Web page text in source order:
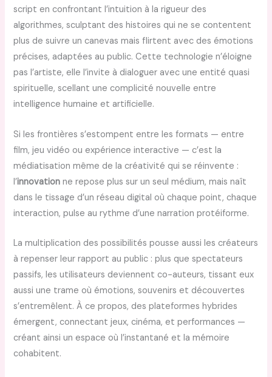
script en confrontant l’intuition à la rigueur des
algorithmes, sculptant des histoires qui ne se contentent
plus de suivre un canevas mais flirtent avec des émotions
précises, adaptées au public. Cette technologie n’éloigne
pas l’artiste, elle l’invite à dialoguer avec une entité quasi
spirituelle, scellant une complicité nouvelle entre
intelligence humaine et artificielle.
Si les frontières s’estompent entre les formats — entre
film, jeu vidéo ou expérience interactive — c’est la
médiatisation même de la créativité qui se réinvente :
l’innovation ne repose plus sur un seul médium, mais naît
dans le tissage d’un réseau digital où chaque point, chaque
interaction, pulse au rythme d’une narration protéiforme.
La multiplication des possibilités pousse aussi les créateurs
à repenser leur rapport au public : plus que spectateurs
passifs, les utilisateurs deviennent co-auteurs, tissant eux
aussi une trame où émotions, souvenirs et découvertes
s’entremêlent. À ce propos, des plateformes hybrides
émergent, connectant jeux, cinéma, et performances —
créant ainsi un espace où l’instantané et la mémoire
cohabitent.